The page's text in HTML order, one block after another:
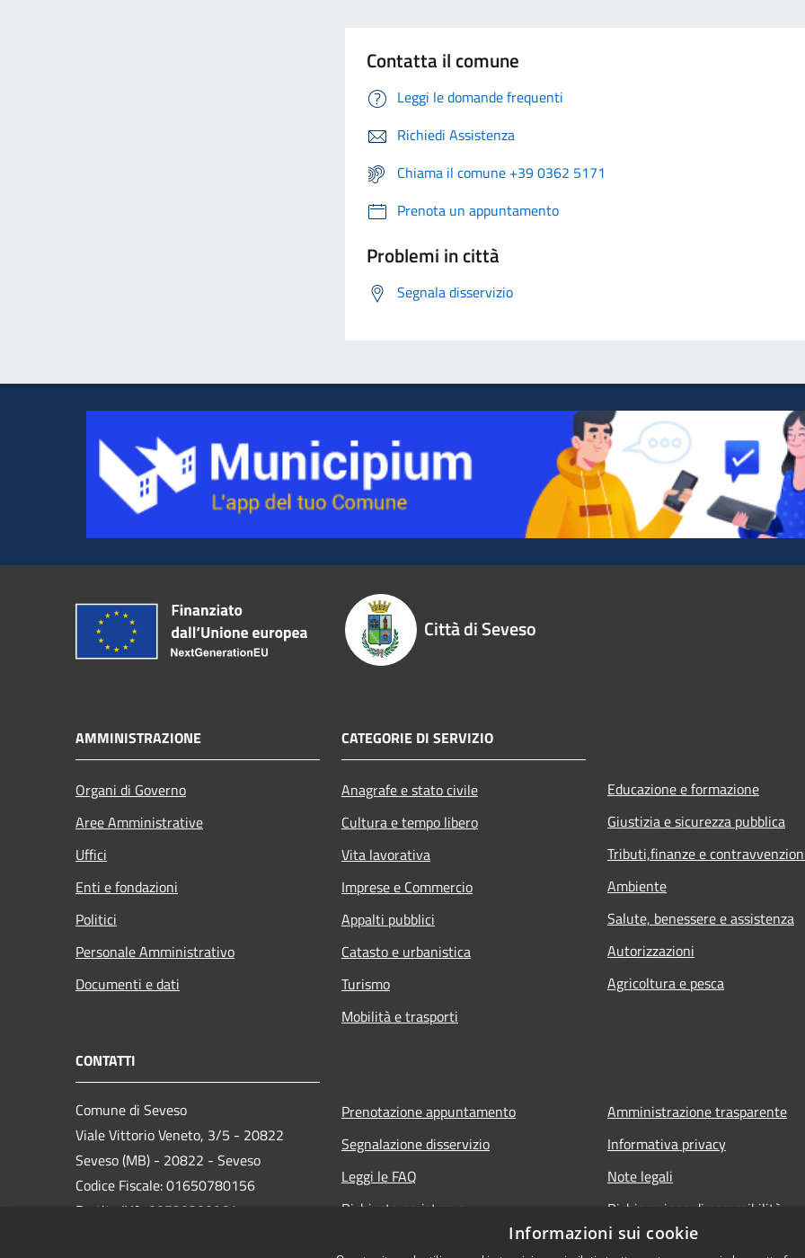
Contatta il comune
Leggi le domande frequenti
Richiedi Assistenza
Chiama il comune +39 0362 5171
Prenota un appuntamento
Problemi in città
Segnala disservizio
Città di Seveso
AMMINISTRAZIONE
Organi di Governo
Aree Amministrative
Uffici
Enti e fondazioni
Politici
Personale Amministrativo
Documenti e dati
CATEGORIE DI SERVIZIO
Anagrafe e stato civile
Cultura e tempo libero
Vita lavorativa
Imprese e Commercio
Appalti pubblici
Catasto e urbanistica
Turismo
Mobilità e trasporti
Educazione e formazione
Giustizia e sicurezza pubblica
Tributi,finanze e
Ambiente
Salute, benessere e assistenza
Autorizzazioni
Agricoltura e pesca
CONTATTI
Comune di Seveso
Viale Vittorio Veneto, 3/5 - 20822
Seveso (MB) - 20822 - Seveso
Codice Fiscale: 01650780156
Partita IVA: 00720300961
Prenotazione appuntamento
Segnalazione disservizio
Leggi le FAQ
Richiesta assistenza
Amministrazione trasparente
Informativa privacy
Note legali
Dichiarazione di accessibilità
Informazioni sui cookie